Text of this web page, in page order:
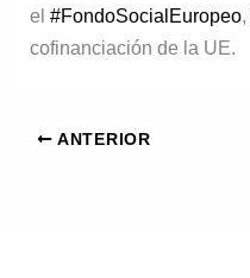
el#FondoSocialEuropeo,
cofinanciación de la UE.
ANTERIOR